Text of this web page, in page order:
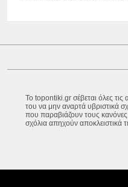
Το topontiki.gr σέβεται όλες τις
του να μην αναρτά υβριστικά
που παραβιάζουν τους
σχόλια απηχούν αποκλειστικά